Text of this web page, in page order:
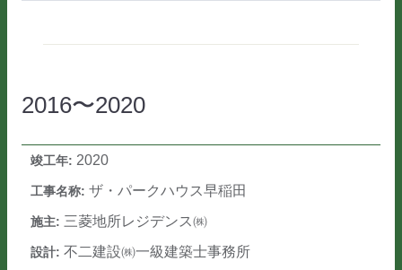
2016〜2020
2020
ザ・パークハウス早稲田
三菱地所レジデンス㈱
不二建設㈱一級建築士事務所